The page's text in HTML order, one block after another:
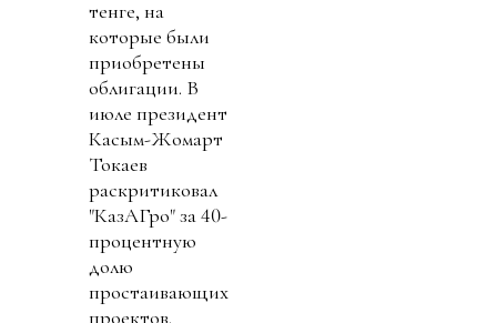
тенге, на
которые были
приобретены
облигации. В
июле президент
Касым-Жомарт
Токаев
раскритиковал
"КазАГро" за 40-
процентную
долю
простаивающих
проектов.